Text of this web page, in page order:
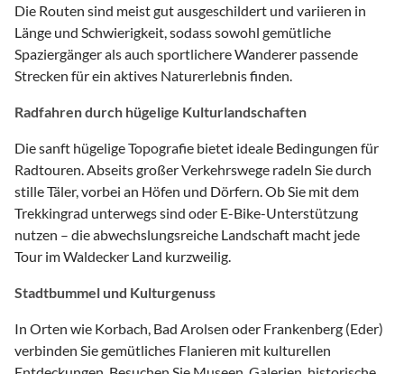
Die Routen sind meist gut ausgeschildert und variieren in
Länge und Schwierigkeit, sodass sowohl gemütliche
Spaziergänger als auch sportlichere Wanderer passende
Strecken für ein aktives Naturerlebnis finden.
Radfahren durch hügelige Kulturlandschaften
Die sanft hügelige Topografie bietet ideale Bedingungen für
Radtouren. Abseits großer Verkehrswege radeln Sie durch
stille Täler, vorbei an Höfen und Dörfern. Ob Sie mit dem
Trekkingrad unterwegs sind oder E-Bike-Unterstützung
nutzen – die abwechslungsreiche Landschaft macht jede
Tour im Waldecker Land kurzweilig.
Stadtbummel und Kulturgenuss
In Orten wie Korbach, Bad Arolsen oder Frankenberg (Eder)
verbinden Sie gemütliches Flanieren mit kulturellen